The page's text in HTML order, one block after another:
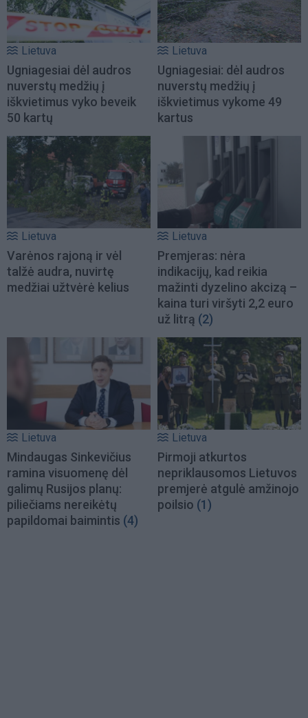
Lietuva
Ugniagesiai dėl audros
nuverstų medžių į
iškvietimus vyko beveik
50 kartų
Lietuva
Ugniagesiai: dėl audros
nuverstų medžių į
iškvietimus vykome 49
kartus
Lietuva
Varėnos rajoną ir vėl
talžė audra, nuvirtę
medžiai užtvėrė kelius
Lietuva
Premjeras: nėra
indikacijų, kad reikia
mažinti dyzelino akcizą –
kaina turi viršyti 2,2 euro
už litrą (2)
Lietuva
Mindaugas Sinkevičius
ramina visuomenę dėl
galimų Rusijos planų:
piliečiams nereikėtų
papildomai baimintis (4)
Lietuva
Pirmoji atkurtos
nepriklausomos Lietuvos
premjerė atgulė amžinojo
poilsio (1)